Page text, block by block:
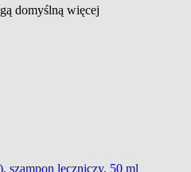
domyślną więcej
szampon leczniczy, 50 ml